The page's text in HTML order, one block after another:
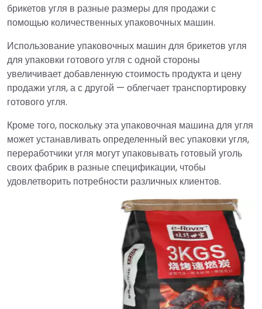
брикетов угля в разные размеры для продажи с
помощью количественных упаковочных машин.
Использование упаковочных машин для брикетов угля
для упаковки готового угля с одной стороны
увеличивает добавленную стоимость продукта и цену
продажи угля, а с другой — облегчает транспортировку
готового угля.
Кроме того, поскольку эта упаковочная машина для угля
может устанавливать определенный вес упаковки угля,
переработчики угля могут упаковывать готовый уголь
своих фабрик в разные спецификации, чтобы
удовлетворить потребности различных клиентов.